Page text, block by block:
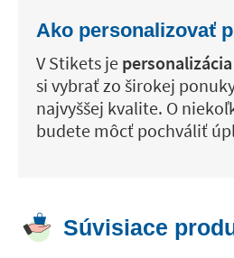
Ako personalizovať
V Stikets je
si vybrať zo širokej
najvyššej kvalite. O
budete môcť pochváliť
Súvisiace